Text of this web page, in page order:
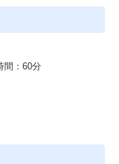
間：60分